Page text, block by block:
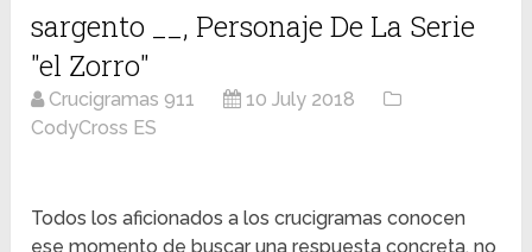
sargento __, Personaje De La Serie
"el Zorro"
Crucigramas 911
10 July 2018
CodyCross ES
Todos los aficionados a los crucigramas conocen
ese momento de buscar una respuesta concreta, no